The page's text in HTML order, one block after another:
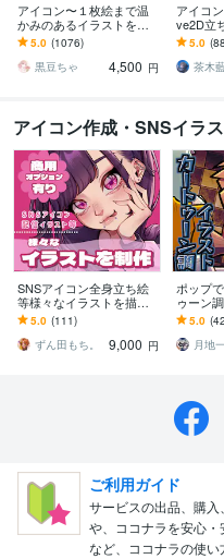
アイコン〜１枚絵まで温
かみのあるイラストを描
きます ★ココナラ自体が
初めての方も、お気軽に
ご相談ください♪★
5.0 (1076)
黒豆ちゃ
4,500 円
アイコ
ve2D立
びキャ
ト等、
ます！
5.0
茶木
アイコン作成・SNSイラ
SNSアイコン全身立ち絵
等様々なイラストを描き
ます とぅるとぅるとした
瞳が目を引くイラストを
お届けします！
5.0 (111)
ずん田もち。
9,000 円
ポップ
ゥーン
ます ア
ー、歌
まで幅
5.0
月地
ご利用ガイド
サービスの出品、購
や、ココナラを安心
など、ココナラの使い